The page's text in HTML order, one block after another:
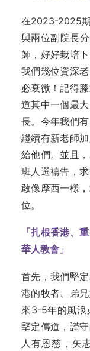
在2023-2025
與兩位副院長
師，好好栽培
我們幾位資深
必衰微！記得
道其中一個最
長。今年我們
繼續有新老師
給他們。並且
班人選禱告，
敢像摩西一樣
位。
「扎根香港、
華人教會」
首先，我們堅
港的牧者、弟
來3-5年的風浪
堅定傳道，謹
人有恩慈，矢